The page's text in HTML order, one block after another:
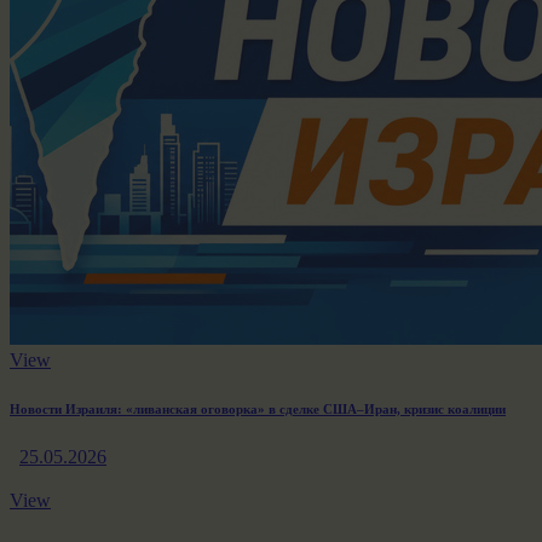
View
Новости Израиля: «ливaнская оговорка» в сделке США–Иран, кризис коалиции
25.05.2026
View